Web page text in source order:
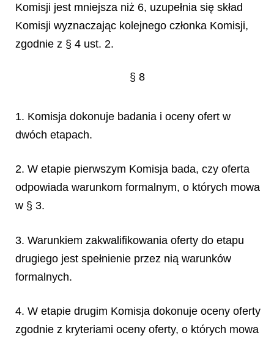
Komisji jest mniejsza niż 6, uzupełnia się skład
Komisji wyznaczając kolejnego członka Komisji,
zgodnie z § 4 ust. 2.
§ 8
1. Komisja dokonuje badania i oceny ofert w
dwóch etapach.
2. W etapie pierwszym Komisja bada, czy oferta
odpowiada warunkom formalnym, o których mowa
w § 3.
3. Warunkiem zakwalifikowania oferty do etapu
drugiego jest spełnienie przez nią warunków
formalnych.
4. W etapie drugim Komisja dokonuje oceny oferty
zgodnie z kryteriami oceny oferty, o których mowa